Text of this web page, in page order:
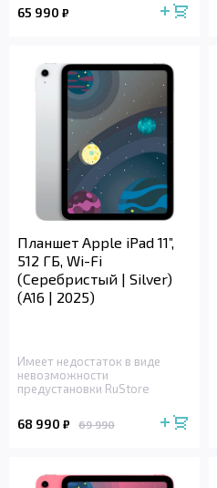
65 990 ₽
Планшет Apple iPad 11”,
512 ГБ, Wi-Fi
(Серебристый | Silver)
(A16 | 2025)
Имеет недостаток в виде
невозможности
предустановки RuStore
68 990 ₽ 69 990